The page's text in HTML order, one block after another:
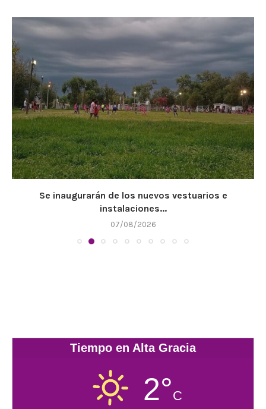
Se inaugurarán de los nuevos vestuarios e
instalaciones...
07/08/2026
Tiempo en Alta Gracia
2°C